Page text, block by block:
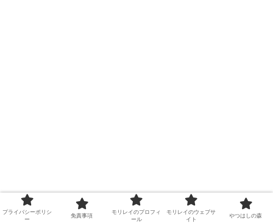
プライバシーポリシ
ー
免責事項
モリレイのプロフィ
ール
モリレイのウェブサ
イト
やつはしの森